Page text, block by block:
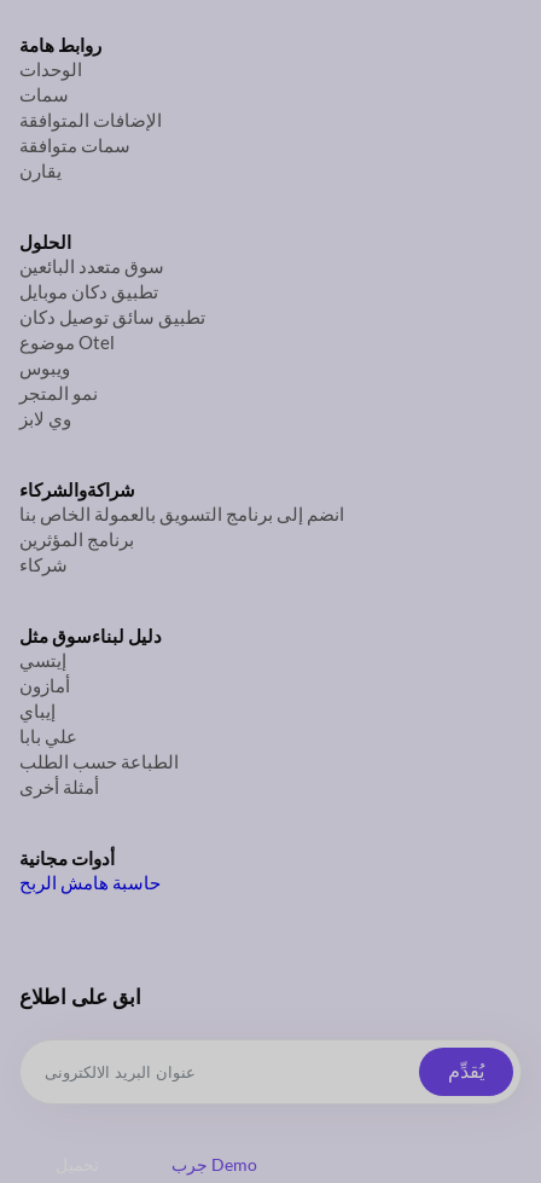
روابط هامة
الوحدات
سمات
الإضافات المتوافقة
سمات متوافقة
يقارن
الحلول
سوق متعدد البائعين
تطبيق دكان موبايل
تطبيق سائق توصيل دكان
موضوع Otel
ويبوس
نمو المتجر
وي لابز
شراكةوالشركاء
انضم إلى برنامج التسويق بالعمولة الخاص بنا
برنامج المؤثرين
شركاء
دليل لبناءسوق مثل
إيتسي
أمازون
إيباي
علي بابا
الطباعة حسب الطلب
أمثلة أخرى
أدوات مجانية
حاسبة هامش الربح
ابق على اطلاع
يُقدِّم
جرب Demo